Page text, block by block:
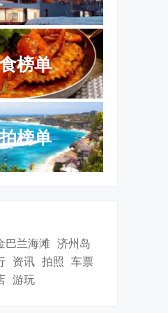
榜单
榜单
巴兰海滩 济州岛
资讯 拍照 车票
游玩